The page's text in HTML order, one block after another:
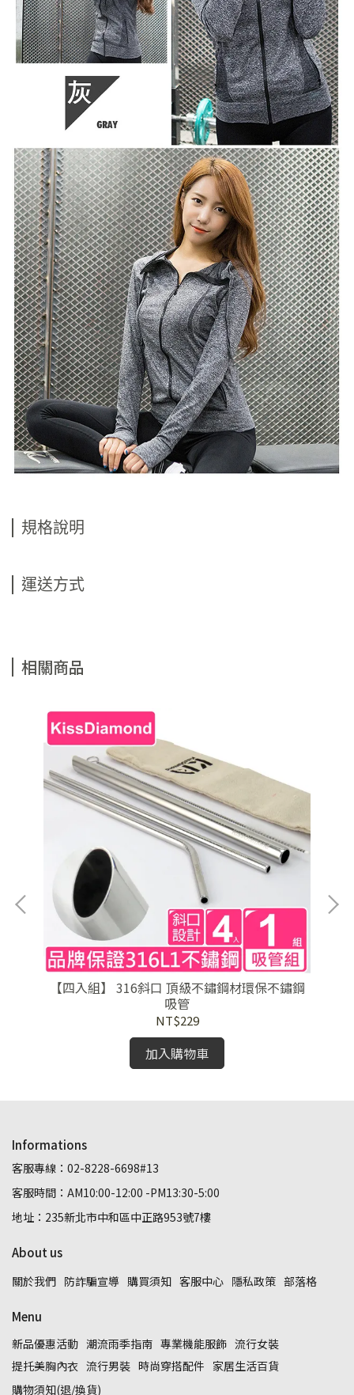
規格說明
運送方式
相關商品
【四入組】 316斜口 頂級不鏽鋼材環保不鏽鋼
吸管
NT$229
加入購物車
Informations
客服專線：02-8228-6698#13
客服時間：AM10:00-12:00 -PM13:30-5:00
地址：235新北市中和區中正路953號7樓
About us
關於我們 防詐騙宣導 購買須知 客服中心 隱私政策 部落格
Menu
新品優惠活動 潮流雨季指南 專業機能服飾 流行女裝
提托美胸內衣 流行男裝 時尚穿搭配件 家居生活百貨
購物須知(退/換貨)